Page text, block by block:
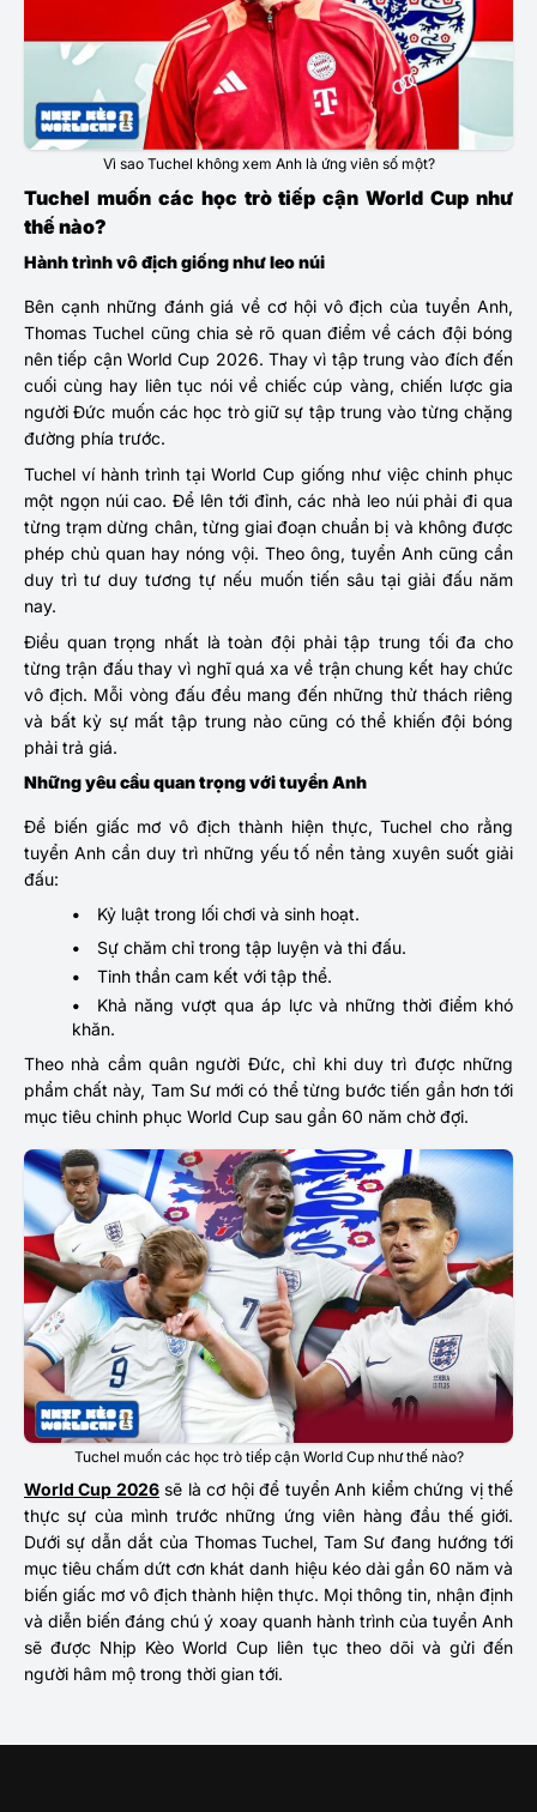
Vì sao Tuchel không xem Anh là ứng viên số một?
Tuchel muốn các học trò tiếp cận World Cup như
thế nào?
Hành trình vô địch giống như leo núi
Bên cạnh những đánh giá về cơ hội vô địch của tuyển Anh,
Thomas Tuchel cũng chia sẻ rõ quan điểm về cách đội bóng
nên tiếp cận World Cup 2026. Thay vì tập trung vào đích đến
cuối cùng hay liên tục nói về chiếc cúp vàng, chiến lược gia
người Đức muốn các học trò giữ sự tập trung vào từng chặng
đường phía trước.
Tuchel ví hành trình tại World Cup giống như việc chinh phục
một ngọn núi cao. Để lên tới đỉnh, các nhà leo núi phải đi qua
từng trạm dừng chân, từng giai đoạn chuẩn bị và không được
phép chủ quan hay nóng vội. Theo ông, tuyển Anh cũng cần
duy trì tư duy tương tự nếu muốn tiến sâu tại giải đấu năm
nay.
Điều quan trọng nhất là toàn đội phải tập trung tối đa cho
từng trận đấu thay vì nghĩ quá xa về trận chung kết hay chức
vô địch. Mỗi vòng đấu đều mang đến những thử thách riêng
và bất kỳ sự mất tập trung nào cũng có thể khiến đội bóng
phải trả giá.
Những yêu cầu quan trọng với tuyển Anh
Để biến giấc mơ vô địch thành hiện thực, Tuchel cho rằng
tuyển Anh cần duy trì những yếu tố nền tảng xuyên suốt giải
đấu:
Kỷ luật trong lối chơi và sinh hoạt.
Sự chăm chỉ trong tập luyện và thi đấu.
Tinh thần cam kết với tập thể.
Khả năng vượt qua áp lực và những thời điểm khó
khăn.
Theo nhà cầm quân người Đức, chỉ khi duy trì được những
phẩm chất này, Tam Sư mới có thể từng bước tiến gần hơn tới
mục tiêu chinh phục World Cup sau gần 60 năm chờ đợi.
Tuchel muốn các học trò tiếp cận World Cup như thế nào?
World Cup 2026sẽ là cơ hội để tuyển Anh kiểm chứng vị thế
thực sự của mình trước những ứng viên hàng đầu thế giới.
Dưới sự dẫn dắt của Thomas Tuchel, Tam Sư đang hướng tới
mục tiêu chấm dứt cơn khát danh hiệu kéo dài gần 60 năm và
biến giấc mơ vô địch thành hiện thực. Mọi thông tin, nhận định
và diễn biến đáng chú ý xoay quanh hành trình của tuyển Anh
sẽ được Nhịp Kèo World Cup liên tục theo dõi và gửi đến
người hâm mộ trong thời gian tới.